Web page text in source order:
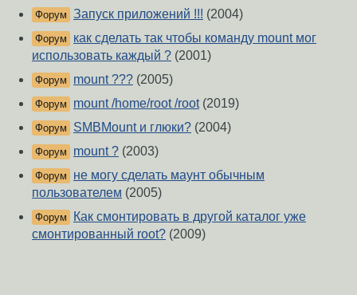
Форум Запуск приложений !!! (2004)
Форум
как сделать так чтобы команду mount мог
использовать каждый ? (2001)
Форум mount ??? (2005)
Форум mount /home/root /root(2019)
Форум SMBMount и глюки? (2004)
Форум mount ? (2003)
Форум
не могу сделать маунт обычным
пользователем (2005)
Форум
Как смонтировать в другой каталог уже
смонтированный root? (2009)